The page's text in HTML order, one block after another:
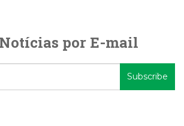
por E-mail